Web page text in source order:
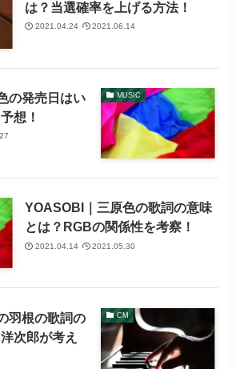
は？当選確率を上げる方法！
2021.04.24 2021.06.14
MUSIC
の発売日はい
想！
YOASOBI｜三原色の歌詞の意味
とは？RGBの関係性を考察！
2021.04.14 2021.05.30
CM
羽根の歌詞の
次郎が考え